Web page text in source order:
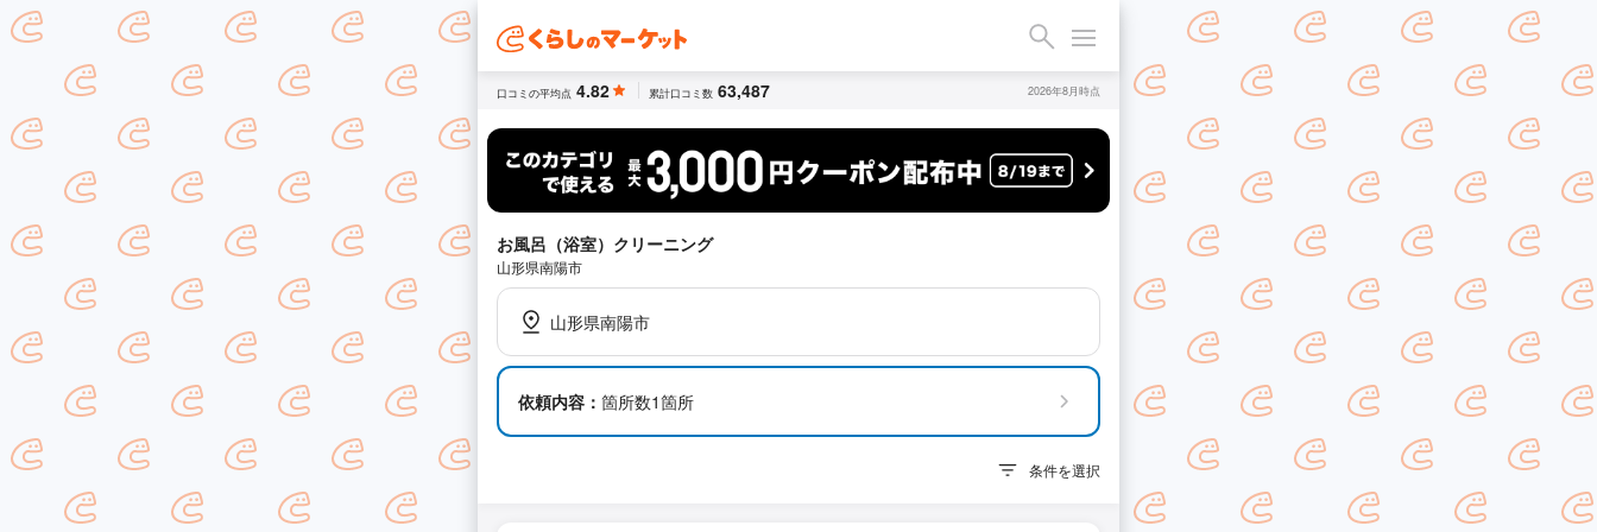
口コミの平均点 4.82 累計口コミ数 63,487 2026年8月時点
お風呂（浴室）クリーニング
山形県南陽市
山形県南陽市
依頼内容： 箇所数1箇所
条件を選択